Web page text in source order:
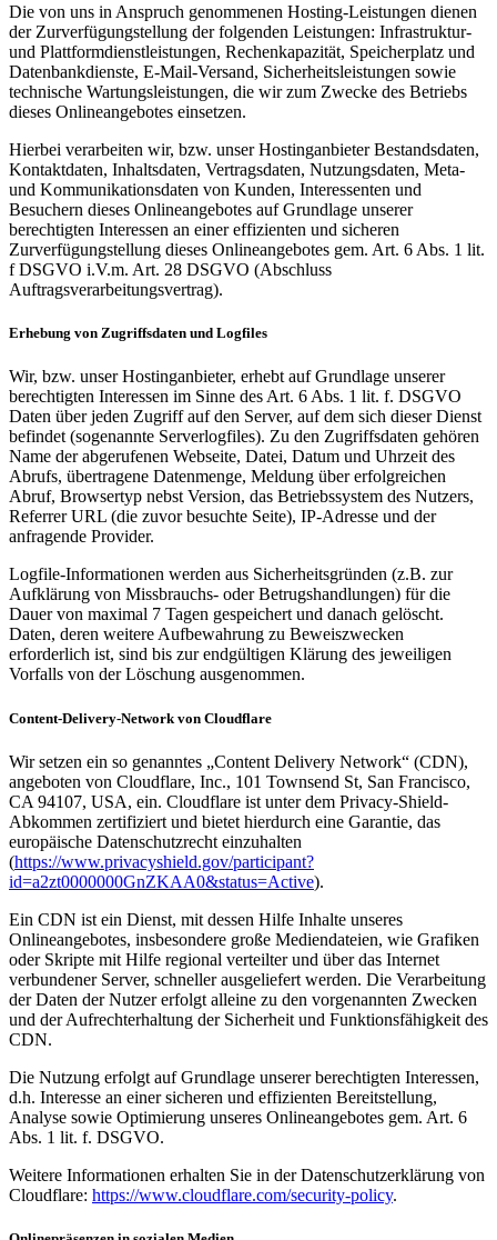
Die von uns in Anspruch genommenen Hosting-Leistungen dienen
der Zurverfügungstellung der folgenden Leistungen: Infrastruktur-
und Plattformdienstleistungen, Rechenkapazität, Speicherplatz und
Datenbankdienste, E-Mail-Versand, Sicherheitsleistungen sowie
technische Wartungsleistungen, die wir zum Zwecke des Betriebs
dieses Onlineangebotes einsetzen.
Hierbei verarbeiten wir, bzw. unser Hostinganbieter Bestandsdaten,
Kontaktdaten, Inhaltsdaten, Vertragsdaten, Nutzungsdaten, Meta-
und Kommunikationsdaten von Kunden, Interessenten und
Besuchern dieses Onlineangebotes auf Grundlage unserer
berechtigten Interessen an einer effizienten und sicheren
Zurverfügungstellung dieses Onlineangebotes gem. Art. 6 Abs. 1 lit.
f DSGVO i.V.m. Art. 28 DSGVO (Abschluss
Auftragsverarbeitungsvertrag).
Erhebung von Zugriffsdaten und Logfiles
Wir, bzw. unser Hostinganbieter, erhebt auf Grundlage unserer
berechtigten Interessen im Sinne des Art. 6 Abs. 1 lit. f. DSGVO
Daten über jeden Zugriff auf den Server, auf dem sich dieser Dienst
befindet (sogenannte Serverlogfiles). Zu den Zugriffsdaten gehören
Name der abgerufenen Webseite, Datei, Datum und Uhrzeit des
Abrufs, übertragene Datenmenge, Meldung über erfolgreichen
Abruf, Browsertyp nebst Version, das Betriebssystem des Nutzers,
Referrer URL (die zuvor besuchte Seite), IP-Adresse und der
anfragende Provider.
Logfile-Informationen werden aus Sicherheitsgründen (z.B. zur
Aufklärung von Missbrauchs- oder Betrugshandlungen) für die
Dauer von maximal 7 Tagen gespeichert und danach gelöscht.
Daten, deren weitere Aufbewahrung zu Beweiszwecken
erforderlich ist, sind bis zur endgültigen Klärung des jeweiligen
Vorfalls von der Löschung ausgenommen.
Content-Delivery-Network von Cloudflare
Wir setzen ein so genanntes „Content Delivery Network“ (CDN),
angeboten von Cloudflare, Inc., 101 Townsend St, San Francisco,
CA 94107, USA, ein. Cloudflare ist unter dem Privacy-Shield-
Abkommen zertifiziert und bietet hierdurch eine Garantie, das
europäische Datenschutzrecht einzuhalten
(https://www.privacyshield.gov/participant?
id=a2zt0000000GnZKAA0&status=Active).
Ein CDN ist ein Dienst, mit dessen Hilfe Inhalte unseres
Onlineangebotes, insbesondere große Mediendateien, wie Grafiken
oder Skripte mit Hilfe regional verteilter und über das Internet
verbundener Server, schneller ausgeliefert werden. Die Verarbeitung
der Daten der Nutzer erfolgt alleine zu den vorgenannten Zwecken
und der Aufrechterhaltung der Sicherheit und Funktionsfähigkeit des
CDN.
Die Nutzung erfolgt auf Grundlage unserer berechtigten Interessen,
d.h. Interesse an einer sicheren und effizienten Bereitstellung,
Analyse sowie Optimierung unseres Onlineangebotes gem. Art. 6
Abs. 1 lit. f. DSGVO.
Weitere Informationen erhalten Sie in der Datenschutzerklärung von
Cloudflare: https://www.cloudflare.com/security-policy.